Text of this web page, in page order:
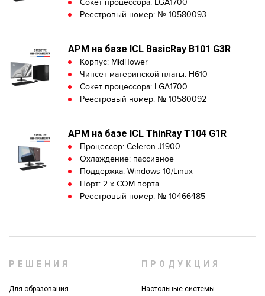
Сокет процессора: LGA1700
Реестровый номер: № 10580093
АРМ на базе ICL BasicRay B101 G3R
Корпус: MidiTower
Чипсет материнской платы: H610
Сокет процессора: LGA1700
Реестровый номер: № 10580092
АРМ на базе ICL ThinRay T104 G1R
Процессор: Celeron J1900
Охлаждение: пассивное
Поддержка: Windows 10/Linux
Порт: 2 х COM порта
Реестровый номер: № 10466485
РЕШЕНИЯ
Для образования
ПРОДУКЦИЯ
Настольные системы